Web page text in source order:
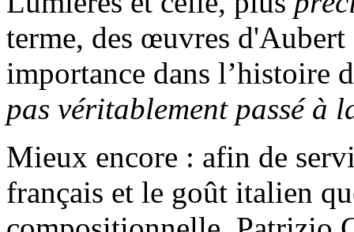
terme, des œuvres
importance dans l’histoire
pas véritablement passé à
Mieux encore : afin de
français et le goût italien